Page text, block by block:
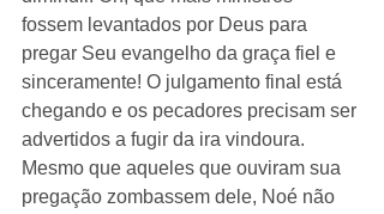
fossem levantados por Deus para
pregar Seu evangelho da graça fiel e
sinceramente! O julgamento final está
chegando e os pecadores precisam ser
advertidos a fugir da ira vindoura.
Mesmo que aqueles que ouviram sua
pregação zombassem dele, Noé não